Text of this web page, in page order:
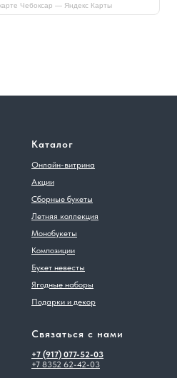
Чебоксар — Яндекс Карты
Каталог
Онлайн-витрина
Акции
Сборные букеты
Летняя коллекция
Монобукеты
Композиции
Букет невесты
Ягодные наборы
Подарки и декор
Связаться с нами
+7 (917) 077-52-03
+7 8352 62-42-03